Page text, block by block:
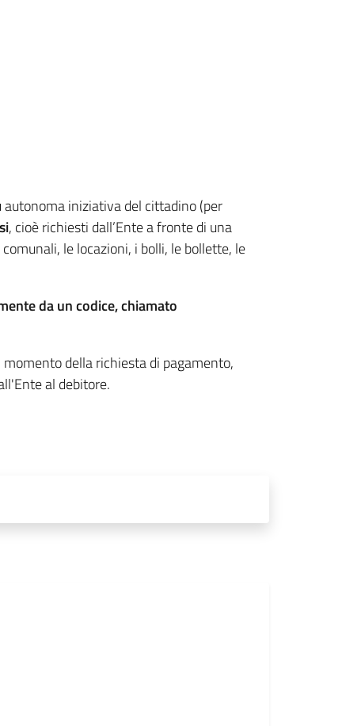
iniziativa del cittadino (per
, cioè richiesti dall’Ente a fronte di una
le locazioni, i bolli, le bollette, le
da un codice, chiamato
della richiesta di pagamento,
al debitore.